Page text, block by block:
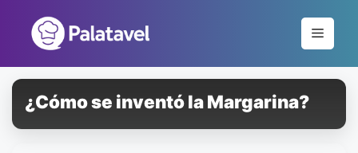
conteúdo
Menu
¿Cómo se inventó la Margarina?